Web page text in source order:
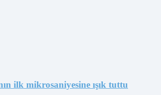
ilk mikrosaniyesine ışık tuttu